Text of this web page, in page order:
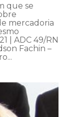
que se
mercadoria
| ADC 49/RN
Fachin –